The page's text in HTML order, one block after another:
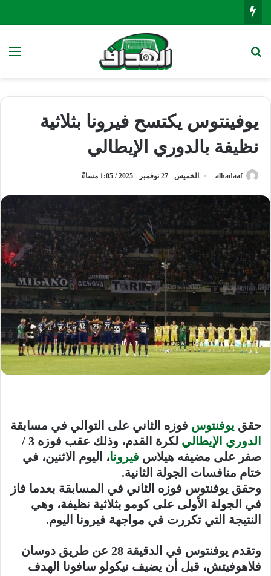
يوفينتوس يكتسح فيرونا بثلاثية
نظيفة بالدوري الإيطالي
alhadaaf الخميس - 27 نوفمبر - 2025 / 1:05 مساءً
حقق يوفنتوس فوزه الثاني على التوالي في مسابقة
الدوري الإيطالي
لكرة القدم، وذلك عقب فوزه 3 /
صفر على مضيفه هيلاس فيرونا، اليوم الاثنين، في
ختام منافسات الجولة الثانية.
وحقق يوفنتوس فوزه الثاني في المسابقة بعدما فاز
في الجولة الأولى على كومو بثلاثية نظيفة، وهي
النتيجة التي تكررت في مواجهة فيرونا اليوم.
وتقدم يوفنتوس في الدقيقة 28 عن طريق دوسان
فلاهوفيتش، قبل أن يضيف نيكولو سافونا الهدف